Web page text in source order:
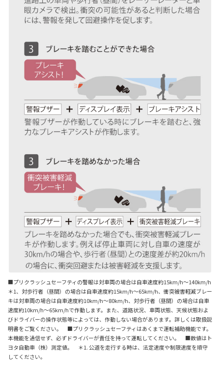
■プリクラッシュセーフティの警報は対車両の場合は自車速度約15km/h～140km/h
＊1、対歩行者（昼間）の場合は自車速度約15km/h～65km/h、衝突被害軽減ブレー
キは対車両の場合は自車速度約10km/h～80km/h、対歩行者（昼間）の場合は自車
速度約10km/h～65km/hで作動します。また、道路状況、車両状態、天候状態およ
びドライバーの操作状態等によっては、作動しない場合があります。詳しくは取扱説
明書をご覧ください。 ■プリクラッシュセーフティはあくまで運転補助機能です。
本機能を過信せず、必ずドライバーが責任を持って運転してください。 ■数値はト
ヨタ自動車（株）測定値。
＊1. 公道を走行する時は、法定速度や制限速度を順守
してください。